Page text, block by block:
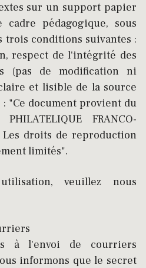
sur un support papier
pédagogique, sous
trois conditions suivantes :
respect de l'intégrité des
(pas de modification ni
et lisible de la source
"Ce document provient du
FRANCO-
Les droits de reproduction
limités".
veuillez nous
à l'envoi de courriers
informons que le secret